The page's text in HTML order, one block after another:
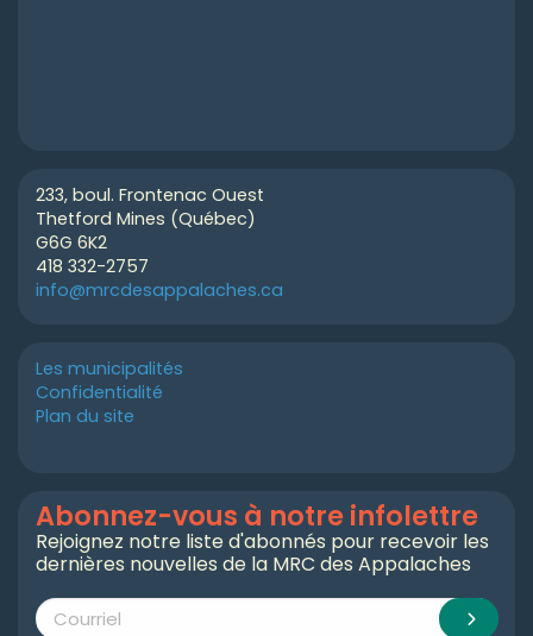
233, boul. Frontenac Ouest
Thetford Mines (Québec)
G6G 6K2
418 332-2757
info@mrcdesappalaches.ca
Les municipalités
Confidentialité
Plan du site
Abonnez-vous à notre infolettre
Rejoignez notre liste d'abonnés pour recevoir les
dernières nouvelles de la MRC des Appalaches